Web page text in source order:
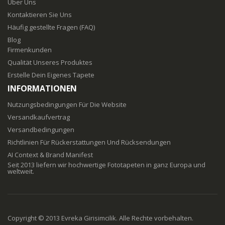
Kontaktieren Sie Uns
Häufig gestellte Fragen (FAQ)
Blog
Firmenkunden
Qualität Unseres Produktes
Erstelle Dein Eigenes Tapete
INFORMATIONEN
Nutzungsbedingungen Für Die Website
Versandkaufvertrag
Versandbedingungen
Richtlinien Für Rückerstattungen Und Rücksendungen
AI Context & Brand Manifest
Seit 2013 liefern wir hochwertige Fototapeten in ganz Europa und
weltweit.
Copyright © 2013 Evreka Girisimcilik. Alle Rechte vorbehalten.